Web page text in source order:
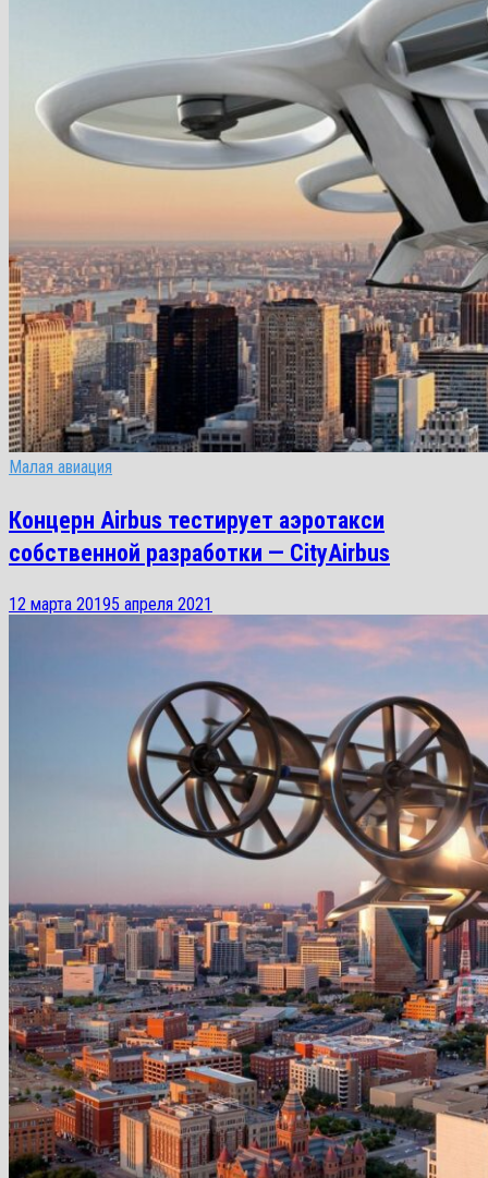
Малая авиация
Концерн Airbus тестирует аэротакси
собственной разработки — CityAirbus
12 марта 20195 апреля 2021